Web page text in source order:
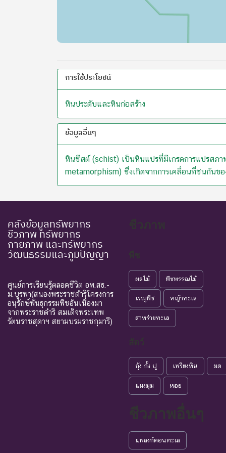
การใช้ประโยชน์
หินประดับและหินก่อสร้าง
ข้อมูลอื่นๆ
หินชีสต์ (schist) เป็นหินแปรที่มีเกรดการแปรสภา
metamorphism) ซึ่งเกิดจากการเคลื่อนที่ชนกันข
คลังข้อมูลทรัพยากร
ชีวภาพ ทรัพยากร
กายภาพ และทรัพยากร
วัฒนธรรมและภูมิปัญญา
ศูนย์การเรียนรู้ตลอดชีวิต อพ.สธ.-
ม.บูรพา(สนองพระราชดำริโครงการ
อนุรักษ์พันธุกรรมพืชอันเนื่องมา
จากพระราชดำริ สมเด็จพระเทพ
รัตนราชสุดาฯ สยามบรมราชกุมารี)
ชีวภาพ
ผลไม้ พืชพรรณไม้
เรณูพืช หญ้าทะเล
สาหร่ายทะเล
สัตว์
กุ้ง กั้ง ปู เพรียงหิน มด
แมงมุม หอย
ชีวภาพอื่นๆ
แพลงก์ตอนทะเล